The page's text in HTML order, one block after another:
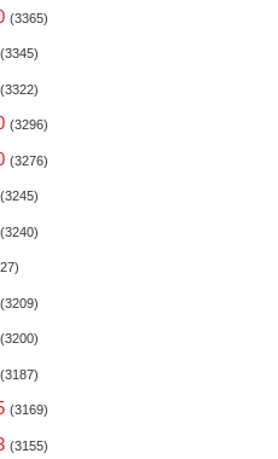
(3365)
(3345)
(3322)
(3296)
(3276)
(3245)
(3240)
(3209)
(3200)
(3187)
(3169)
(3155)